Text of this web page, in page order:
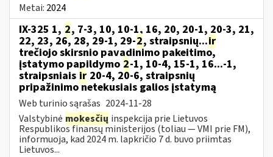
Metai: 2024
IX-325 1, 2, 7-3, 10, 10-1, 16, 20, 20-1, 20-3, 21,
22, 23, 26, 28, 29-1, 29-2, straipsnių...ir
trečiojo skirsnio pavadinimo pakeitimo,
įstatymo papildymo 2-1, 10-4, 15-1, 16...-1,
straipsniais ir 20-4, 20-6, straipsnių
pripažinimo netekusiais galios įstatymą
Web turinio sąrašas 2024-11-28
Valstybinė mokesčių inspekcija prie Lietuvos
Respublikos finansų ministerijos (toliau — VMI prie FM),
informuoja, kad 2024 m. lapkričio 7 d. buvo priimtas
Lietuvos...